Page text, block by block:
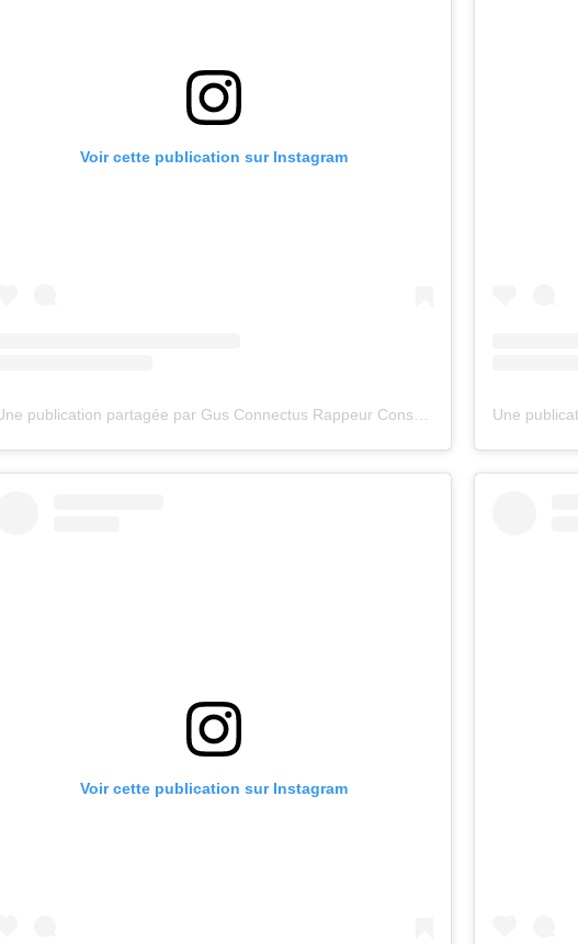
Voir cette publication sur Instagram
Voir cette publication sur Instagram